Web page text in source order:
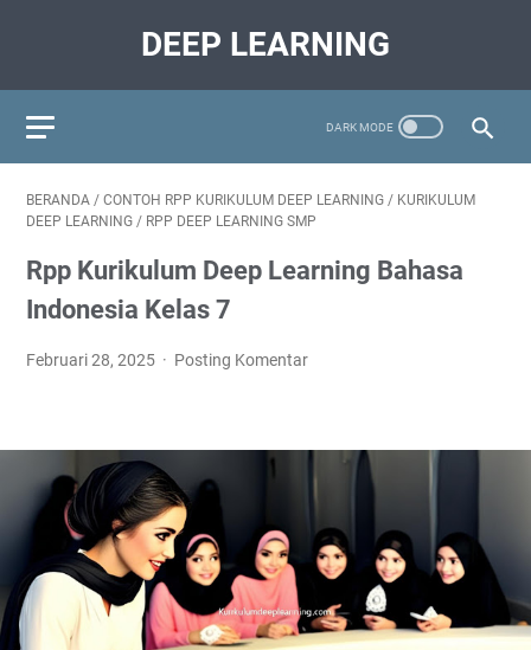
DEEP LEARNING
BERANDA / CONTOH RPP KURIKULUM DEEP LEARNING / KURIKULUM
DEEP LEARNING / RPP DEEP LEARNING SMP
Rpp Kurikulum Deep Learning Bahasa
Indonesia Kelas 7
Februari 28, 2025 Posting Komentar